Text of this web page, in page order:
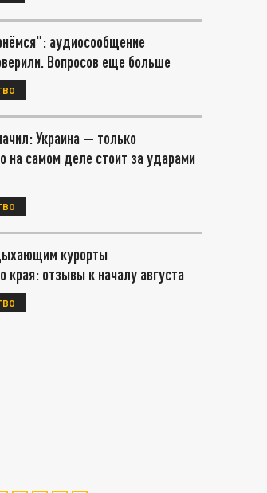
аудиосообщение
Вопросов еще больше
Украина — только
на самом деле стоит за ударами
курорты
края: отзывы к началу августа